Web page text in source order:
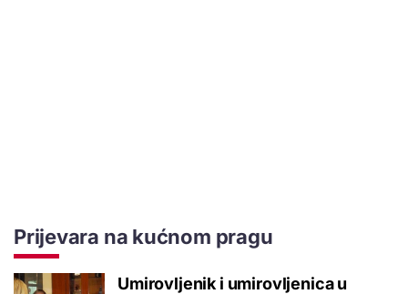
Prijevara na kućnom pragu
Umirovljenik i umirovljenica u